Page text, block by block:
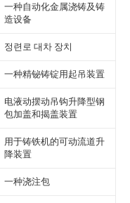
一种自动化金属浇铸及铸
造设备
정련로 대차 장치
一种精铋铸锭用起吊装置
电液动摆动吊钩升降型钢
包加盖和揭盖装置
用于铸铁机的可动流道升
降装置
一种浇注包